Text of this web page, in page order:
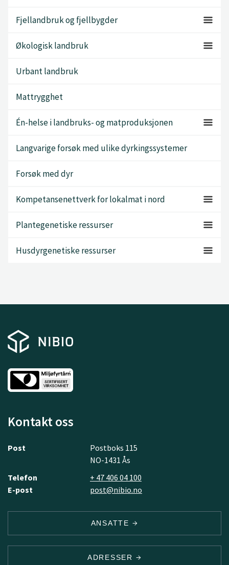
Fjellandbruk og fjellbygder
Økologisk landbruk
Urbant landbruk
Mattrygghet
Én-helse i landbruks- og matproduksjonen
Langvarige forsøk med ulike dyrkingssystemer
Forsøk med dyr
Kompetansenettverk for lokalmat i nord
Plantegenetiske ressurser
Husdyrgenetiske ressurser
Kontakt oss
Post
Postboks 115
NO-1431 Ås
Telefon
+ 47 406 04 100
E-post
post@nibio.no
ANSATTE
ADRESSER